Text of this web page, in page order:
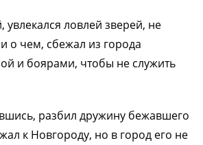
увлекался ловлей зверей, не
о чем, сбежал из города
и боярами, чтобы не служить
разбил дружину бежавшего
к Новгороду, но в город его не